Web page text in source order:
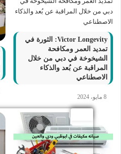
Victor Longevity: الثورة في
تمديد العمر ومكافحة
الشيخوخة في دبي من خلال
المراقبة عن بُعد والذكاء
الاصطناعي
8 مايو، 2024